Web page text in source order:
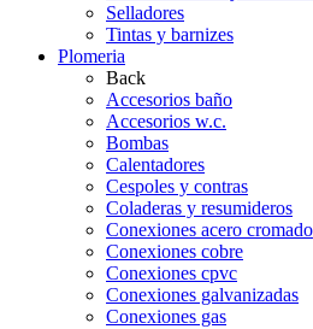
Selladores
Tintas y barnizes
Plomeria
Back
Accesorios baño
Accesorios w.c.
Bombas
Calentadores
Cespoles y contras
Coladeras y resumideros
Conexiones acero cromado
Conexiones cobre
Conexiones cpvc
Conexiones galvanizadas
Conexiones gas